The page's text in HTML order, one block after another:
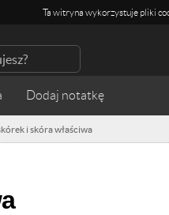
Ta witryna wykorzystuje pliki
i skóra właściwa